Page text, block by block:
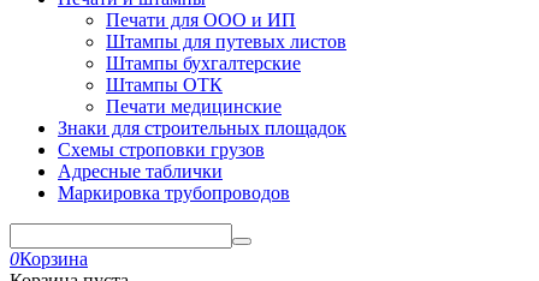
Печати для ООО и ИП
Штампы для путевых листов
Штампы бухгалтерские
Штампы ОТК
Печати медицинские
Знаки для строительных площадок
Схемы строповки грузов
Адресные таблички
Маркировка трубопроводов
0Корзина